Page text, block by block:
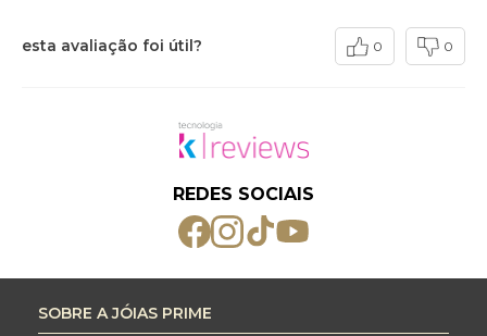
esta avaliação foi útil? 0 0
REDES SOCIAIS
SOBRE A JÓIAS PRIME